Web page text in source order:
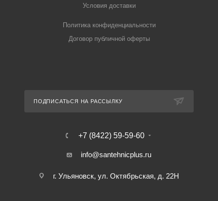
Условия доставки
Политика конфиденциальности
Договор публичной оферты
ПОДПИСАТЬСЯ НА РАССЫЛКУ
+7 (8422) 59-59-60
info@santehnicplus.ru
г. Ульяновск, ул. Октябрьская, д. 22Н